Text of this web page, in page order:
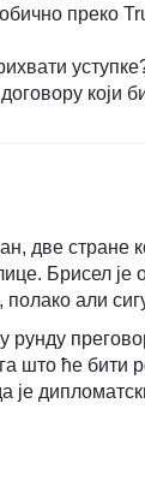
преко
који
две стране
Брисел је
али
што ће бити
је